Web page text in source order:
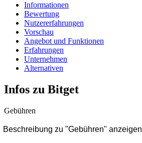
Informationen
Bewertung
Nutzererfahrungen
Vorschau
Angebot und Funktionen
Erfahrungen
Unternehmen
Alternativen
Infos zu Bitget
Gebühren
Beschreibung zu "Gebühren" anzeigen